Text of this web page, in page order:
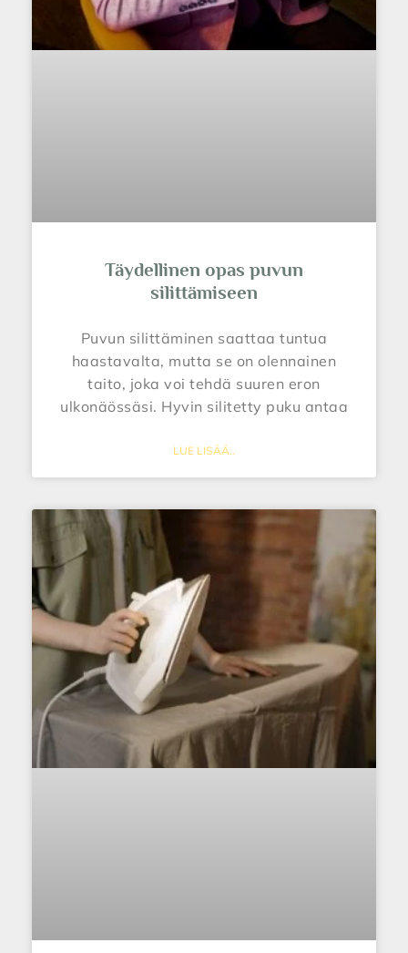
Täydellinen opas puvun
silittämiseen
Puvun silittäminen saattaa tuntua
haastavalta, mutta se on olennainen
taito, joka voi tehdä suuren eron
ulkonäössäsi. Hyvin silitetty puku antaa
LUE LISÄÄ..